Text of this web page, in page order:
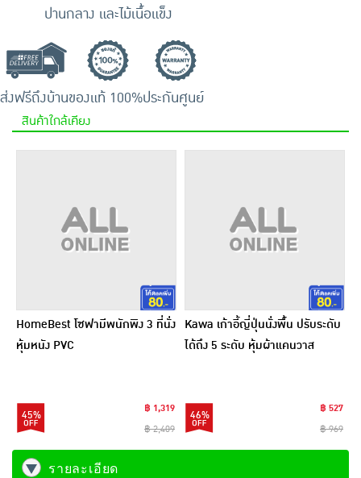
ปานกลาง และไม้เนื้อแข็ง
ส่งฟรีถึงบ้านของแท้ 100%ประกันศูนย์
สินค้าใกล้เคียง
HomeBest โซฟามีพนักพิง 3 ที่นั่ง
หุ้มหนัง PVC
45%
฿ 1,319
฿ 2,409
Kawa เก้าอี้ญี่ปุ่นนั่งพื้น ปรับระดับ
ได้ถึง 5 ระดับ หุ้มผ้าแคนวาส
46%
฿ 527
฿ 969
รายละเอียด